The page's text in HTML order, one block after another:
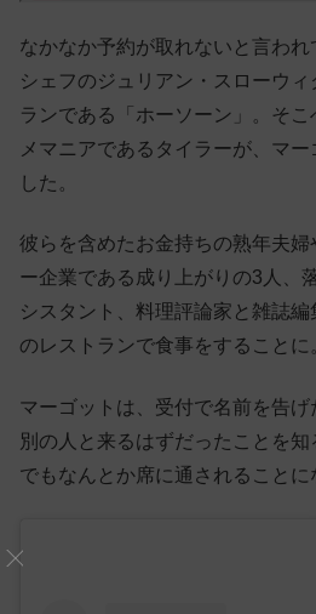
なかなか予約が取れないと言わ
シェフのジュリアン・スローウ
ランである「ホーソーン」。そ
メマニアであるタイラーが、マ
した。
彼らを含めたお金持ちの熟年夫
ー企業である成り上がりの3人、
シスタント、料理評論家と雑誌編
のレストランで食事をすることに
マーゴットは、受付で名前を告
別の人と来るはずだったことを
でもなんとか席に通されることに